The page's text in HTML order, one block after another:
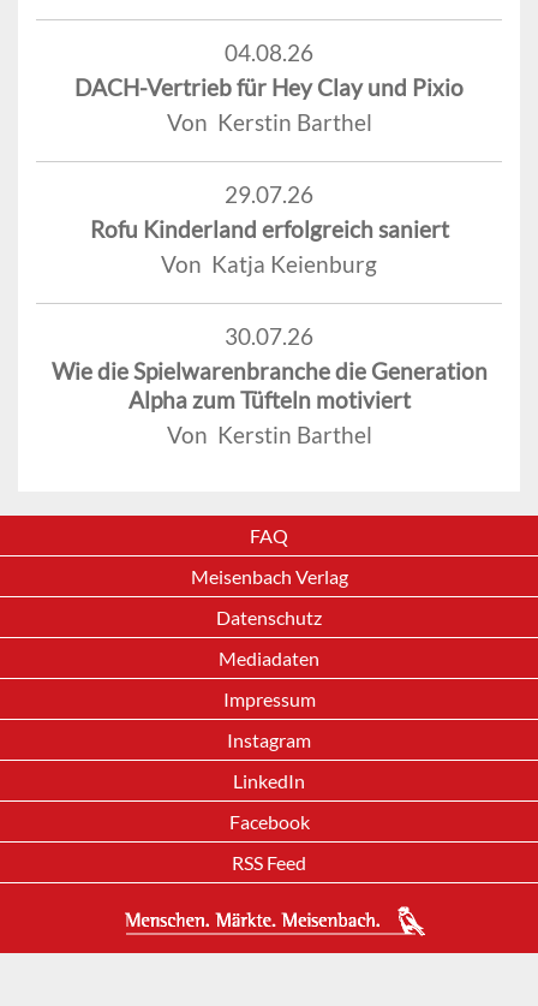
04.08.26
DACH-Vertrieb für Hey Clay und Pixio
Von Kerstin Barthel
29.07.26
Rofu Kinderland erfolgreich saniert
Von Katja Keienburg
30.07.26
Wie die Spielwarenbranche die Generation
Alpha zum Tüfteln motiviert
Von Kerstin Barthel
FAQ
Meisenbach Verlag
Datenschutz
Mediadaten
Impressum
Instagram
LinkedIn
Facebook
RSS Feed